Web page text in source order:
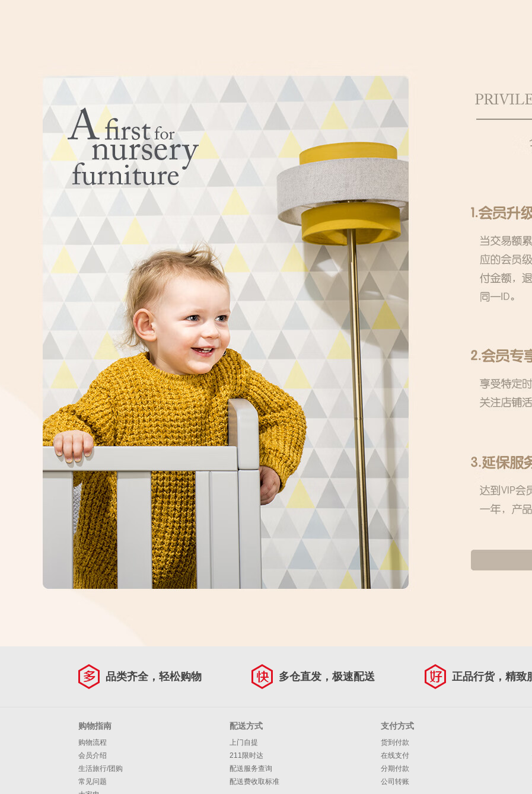
品类齐全，轻松购物 多仓直发，极速配送 正品行货，精致
购物指南
购物流程
会员介绍
生活旅行/团购
常见问题
配送方式
上门自提
211限时达
配送服务查询
配送费收取标准
支付方式
货到付款
在线支付
分期付款
公司转账